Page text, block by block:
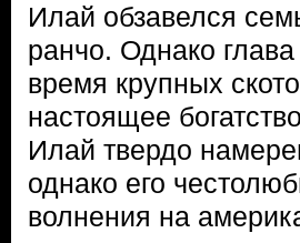
Илай обзавелся
ранчо. Однако
время крупных
настоящее
Илай твердо
однако его
волнения на